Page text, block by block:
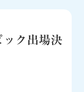
ック出場決